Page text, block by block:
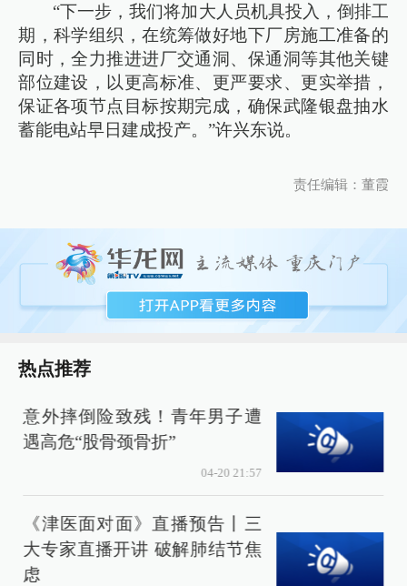
“下一步，我们将加大人员机具投入，倒排工
期，科学组织，在统筹做好地下厂房施工准备的
同时，全力推进进厂交通洞、保通洞等其他关键
部位建设，以更高标准、更严要求、更实举措，
保证各项节点目标按期完成，确保武隆银盘抽水
蓄能电站早日建成投产。”许兴东说。
责任编辑：董霞
热点推荐
意外摔倒险致残！青年男子遭
遇高危“股骨颈骨折”
04-20 21:57
《津医面对面》直播预告丨三
大专家直播开讲 破解肺结节焦
虑